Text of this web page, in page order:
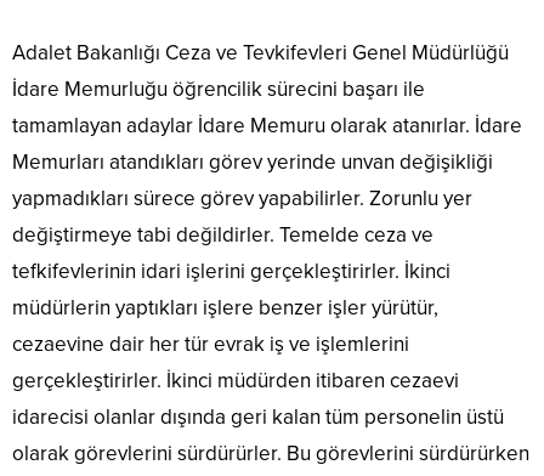
Adalet Bakanlığı Ceza ve Tevkifevleri Genel Müdürlüğü
İdare Memurluğu öğrencilik sürecini başarı ile
tamamlayan adaylar İdare Memuru olarak atanırlar. İdare
Memurları atandıkları görev yerinde unvan değişikliği
yapmadıkları sürece görev yapabilirler. Zorunlu yer
değiştirmeye tabi değildirler. Temelde ceza ve
tefkifevlerinin idari işlerini gerçekleştirirler. İkinci
müdürlerin yaptıkları işlere benzer işler yürütür,
cezaevine dair her tür evrak iş ve işlemlerini
gerçekleştirirler. İkinci müdürden itibaren cezaevi
idarecisi olanlar dışında geri kalan tüm personelin üstü
olarak görevlerini sürdürürler. Bu görevlerini sürdürürken